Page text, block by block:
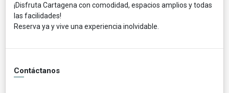
¡Disfruta Cartagena con comodidad, espacios amplios y todas
las facilidades!
Reserva ya y vive una experiencia inolvidable.
Contáctanos